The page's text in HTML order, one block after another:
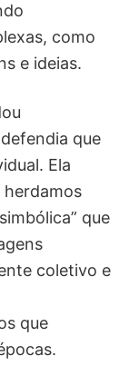
como
e ideias.
que
Ela
herdamos
que
coletivo e
que